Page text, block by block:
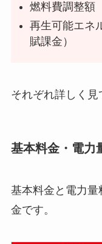
燃料費調整額
再生可能エネ
賦課金）
それぞれ詳しく見
基本料金・電力
基本料金と電力
金です。